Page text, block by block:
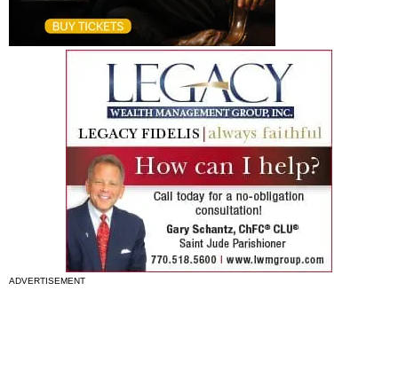
ADVERTISEMENT